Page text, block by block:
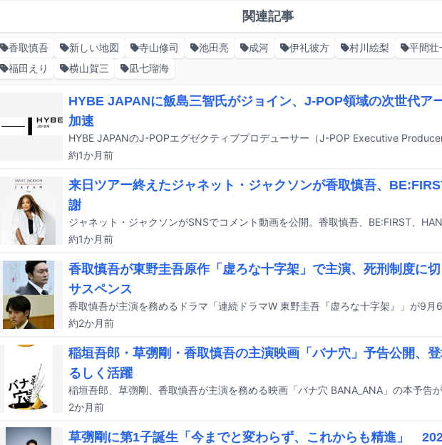
関連記事
香取慎吾 新しい地図 寺山修司 池田亮 成河 伊礼彼方 村川絵梨 平間壮
福田えり
横山賀三 凪七瑠海
HYBE JAPANに飯島三智氏がジョイン、J-POP領域の次世代ア
加速
約1か月前
来日ツアー終えたジャネット・ジャクソンが香取慎吾、
謝
約1か月前
香取慎吾が東野圭吾原作「虚ろな十字架」で主演、死刑制度に
サスペンス
約2か月前
稲垣吾郎・草彅剛・香取慎吾の主演映画「バナ穴」予告公開、
るしく活躍
2か月前
草彅剛に第1子誕生「今までと変わらず、これからも精進」